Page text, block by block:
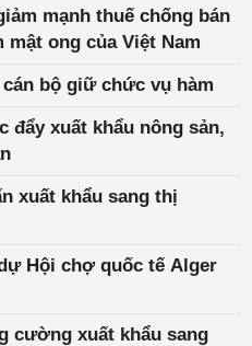
mạnh thuế chống bán
ong của Việt Nam
bộ giữ chức vụ hàm
đẩy xuất khẩu nông sản,
xuất khẩu sang thị
Hội chợ quốc tế Alger
cường xuất khẩu sang